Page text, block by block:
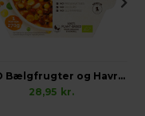
AMIO Bælgfrugter og Havre i Tomatsauce, Økologisk
28,95 kr.